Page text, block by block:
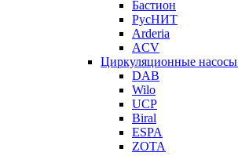
Бастион
РусНИТ
Arderia
ACV
Циркуляционные насосы
DAB
Wilo
UCP
Biral
ESPA
ZOTA